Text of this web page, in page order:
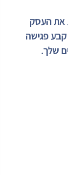
את העסק
קבע פגישה
שלך.